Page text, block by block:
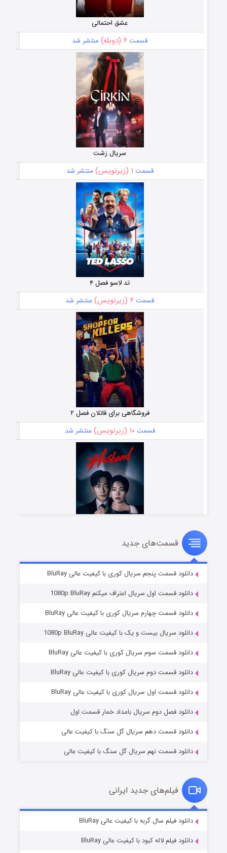
عشق احتمالی
قسمت ۶ (دوبله) منتشر شد
سریال زشت
قسمت ۱ (زیرنویس) منتشر شد
تد لاسو فصل ۴
قسمت ۶ (زیرنویس) منتشر شد
فروشگاهی برای قاتلان فصل ۲
قسمت۱۰ (زیرنویس) منتشر شد
قسمت۸ (زیرنویس) منتشر شد
عملیات آپارتمان
قسمت۲ (زیرنویس) منتشر شد
قسمت۲ (زیرنویس) منتشر شد
قسمت‌های جدید
دانلود قسمت پنجم سریال کوری با کیفیت عالی BluRay
دانلود قسمت اول سریال اعتراف میکنم 1080p BluRay
دانلود قسمت چهارم سریال کوری با کیفیت عالی BluRay
دانلود سریال بیست و یک با کیفیت عالی 1080p BluRay
دانلود قسمت سوم سریال کوری با کیفیت عالی BluRay
دانلود قسمت دوم سریال کوری با کیفیت عالی BluRay
دانلود قسمت اول سریال کوری با کیفیت عالی BluRay
دانلود فصل دوم سریال بامداد خمار قسمت اول
دانلود قسمت دهم سریال گل سنگ با کیفیت عالی
دانلود قسمت نهم سریال گل سنگ با کیفیت عالی
فیلم‌های جدید ایرانی
دانلود فیلم سال گربه با کیفیت عالی BluRay
دانلود فیلم لاله کبود با کیفیت عالی BluRay